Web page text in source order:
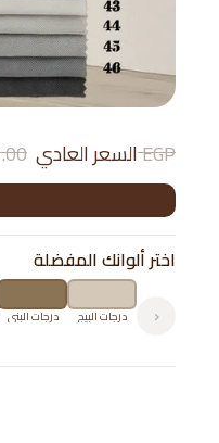
السعر العادي615.00 EGP
اختر ألوانك المفضلة
‹ درجات البيج درجات البني